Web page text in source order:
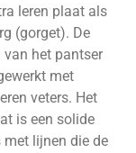
leren plaat als
(gorget). De
van het pantser
met
veters. Het
is een solide
met lijnen die de